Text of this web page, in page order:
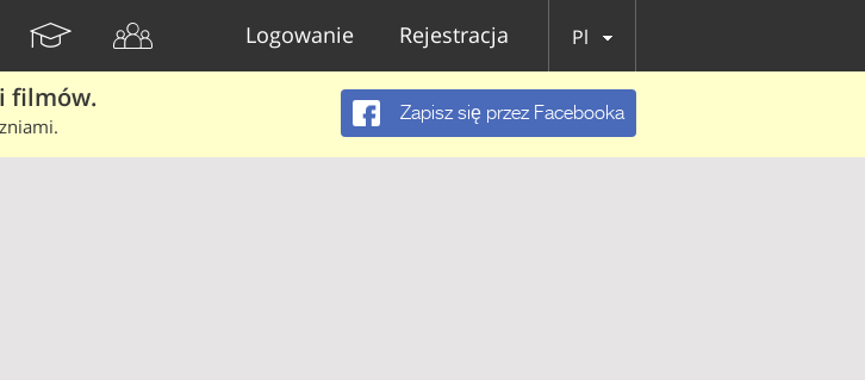
Logowanie Rejestracja Pl
filmów. Zapisz się przez Facebooka